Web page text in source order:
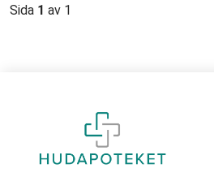
Sida 1 av 1